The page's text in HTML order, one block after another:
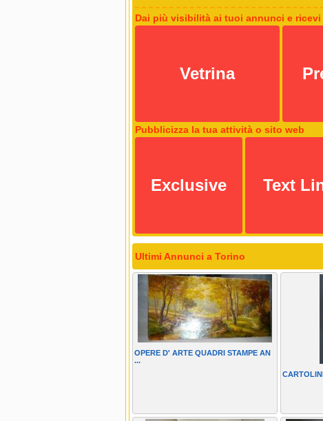
Dai più visibilità ai tuoi annunci e
Vetrina
Pubblicizza la tua attività o sito web
Exclusive Text
Ultimi Annunci a Torino
OPERE D' ARTE QUADRI STAMPE AN
...